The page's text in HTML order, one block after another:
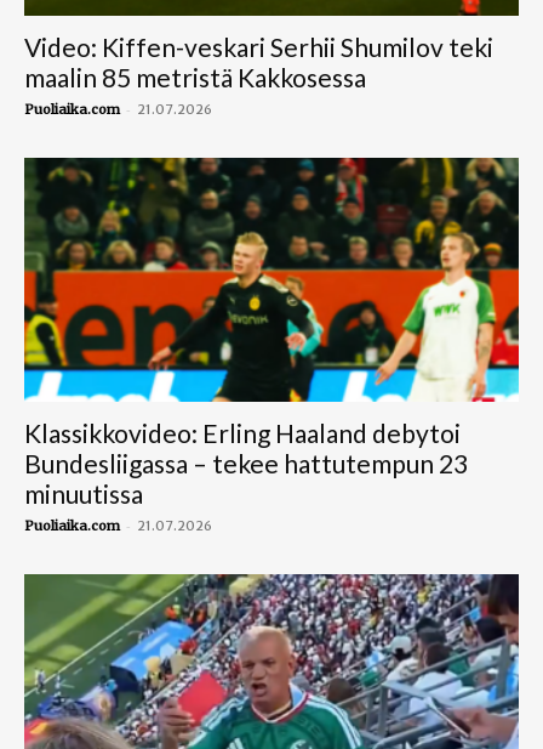
Video: Kiffen-veskari Serhii Shumilov teki
maalin 85 metristä Kakkosessa
Puoliaika.com - 21.07.2026
Klassikkovideo: Erling Haaland debytoi
Bundesliigassa – tekee hattutempun 23
minuutissa
Puoliaika.com - 21.07.2026